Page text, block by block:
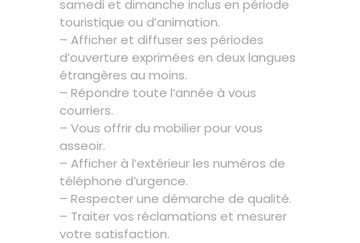
samedi et dimanche inclus en période
touristique ou d’animation.
– Afficher et diffuser ses périodes
d’ouverture exprimées en deux langues
étrangères au moins.
– Répondre toute l’année à vous
courriers.
– Vous offrir du mobilier pour vous
asseoir.
– Afficher à l’extérieur les numéros de
téléphone d’urgence.
– Respecter une démarche de qualité.
– Traiter vos réclamations et mesurer
votre satisfaction.